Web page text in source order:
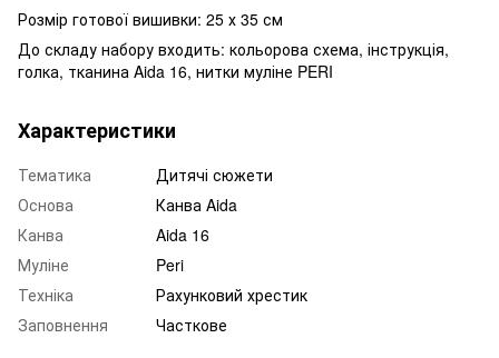
Розмір готової вишивки: 25 х 35 см
До складу набору входить: кольорова схема, інструкція,
голка, тканина Aida 16, нитки муліне PERI
Характеристики
Тематика
Дитячі сюжети
Основа
Канва Aida
Канва
Aida 16
Муліне
Peri
Техніка
Рахунковий хрестик
Заповнення
Часткове